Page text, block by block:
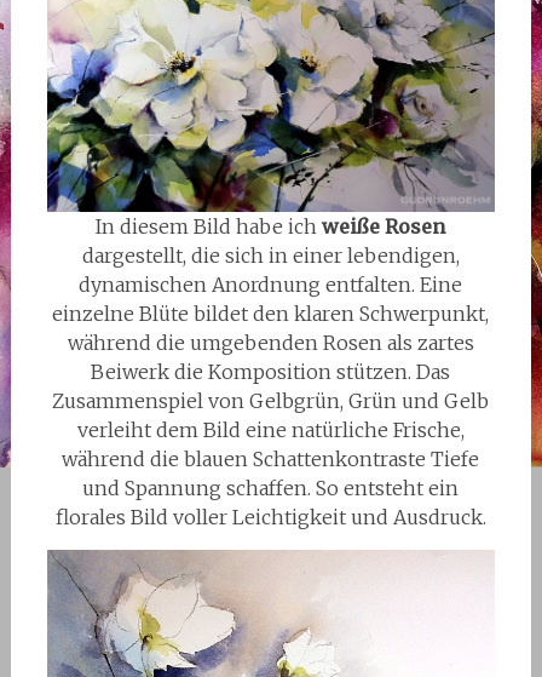
In diesem Bild habe ichweiße Rosen
dargestellt, die sich in einer lebendigen,
dynamischen Anordnung entfalten. Eine
einzelne Blüte bildet den klaren Schwerpunkt,
während die umgebenden Rosen als zartes
Beiwerk die Komposition stützen. Das
Zusammenspiel von Gelbgrün, Grün und Gelb
verleiht dem Bild eine natürliche Frische,
während die blauen Schattenkontraste Tiefe
und Spannung schaffen. So entsteht ein
florales Bild voller Leichtigkeit und Ausdruck.